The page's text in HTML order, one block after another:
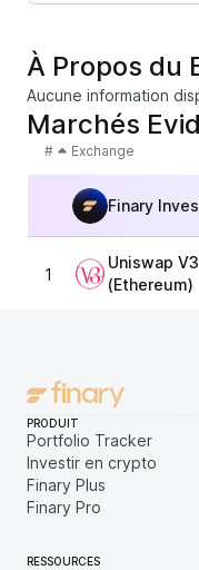
À Propos du
Aucune information
Marchés
# Exchange
Finary
1
Uniswap V3
(Ethereum)
PRODUIT
Portfolio Tracker
Investir en crypto
Finary Plus
Finary Pro
RESSOURCES